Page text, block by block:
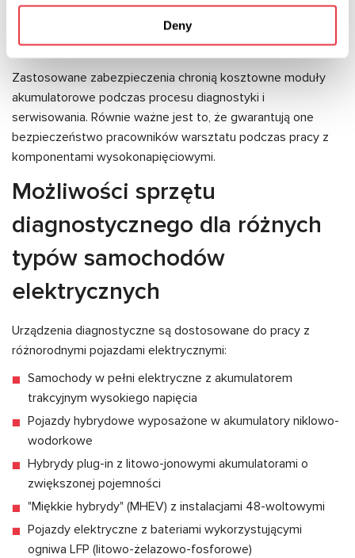
Deny
Automatyczne zatrzymanie diagnostyki przy
przekroczeniu bezpiecznych parametrów
Zastosowane zabezpieczenia chronią kosztowne moduły
akumulatorowe podczas procesu diagnostyki i
serwisowania. Równie ważne jest to, że gwarantują one
bezpieczeństwo pracowników warsztatu podczas pracy z
komponentami wysokonapięciowymi.
Możliwości sprzętu
diagnostycznego dla różnych
typów samochodów
elektrycznych
Urządzenia diagnostyczne są dostosowane do pracy z
różnorodnymi pojazdami elektrycznymi:
Samochody w pełni elektryczne z akumulatorem
trakcyjnym wysokiego napięcia
Pojazdy hybrydowe wyposażone w akumulatory niklowo-
wodorkowe
Hybrydy plug-in z litowo-jonowymi akumulatorami o
zwiększonej pojemności
"Miękkie hybrydy" (MHEV) z instalacjami 48-woltowymi
Pojazdy elektryczne z bateriami wykorzystującymi
ogniwa LFP (litowo-żelazowo-fosforowe)